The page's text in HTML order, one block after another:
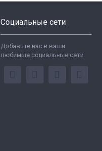
Социальные сети
Добавьте нас в ваши
любимые социальные сети